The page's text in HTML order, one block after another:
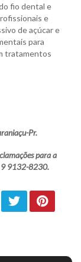
fio dental e
e
de açúcar e
para
tratamentos
Pr.
para a
9 9132-8230.